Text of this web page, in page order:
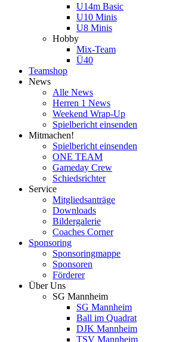
U14m Basic
U10 Minis
U8 Minis
Hobby
Mix-Team
Ü40
Teamshop
News
Alle News
Herren 1 News
Weekend Wrap-Up
Spielbericht einsenden
Mitmachen!
Spielbericht einsenden
ONE TEAM
Gameday Crew
Schiedsrichter
Service
Mitgliedsanträge
Downloads
Bildergalerie
Coaches Corner
Sponsoring
Sponsoringmappe
Sponsoren
Förderer
Über Uns
SG Mannheim
SG Mannheim
Ball im Quadrat
DJK Mannheim
TSV Mannheim